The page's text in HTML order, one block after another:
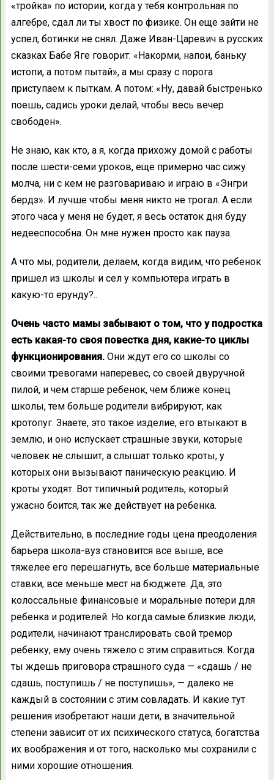
«тройка» по истории, когда у тебя контрольная по
алгебре, сдал ли ты хвост по физике. Он еще зайти не
успел, ботинки не снял. Даже Иван-Царевич в русских
сказках Бабе Яге говорит: «Накорми, напои, баньку
истопи, а потом пытай», а мы сразу с порога
приступаем к пыткам. А потом: «Ну, давай быстренько
поешь, садись уроки делай, чтобы весь вечер
свободен».
Не знаю, как кто, а я, когда прихожу домой с работы
после шести-семи уроков, еще примерно час сижу
молча, ни с кем не разговариваю и играю в «Энгри
бердз». И лучше чтобы меня никто не трогал. А если
этого часа у меня не будет, я весь остаток дня буду
недееспособна. Он мне нужен просто как пауза.
А что мы, родители, делаем, когда видим, что ребенок
пришел из школы и сел у компьютера играть в
какую-то ерунду?..
Очень часто мамы забывают о том, что у подростка
есть какая-то своя повестка дня, какие-то циклы
функционирования.Они ждут его со школы со
своими тревогами наперевес, со своей двуручной
пилой, и чем старше ребенок, чем ближе конец
школы, тем больше родители вибрируют, как
кротопуг. Знаете, это такое изделие, его втыкают в
землю, и оно испускает страшные звуки, которые
человек не слышит, а слышат только кроты, у
которых они вызывают паническую реакцию. И
кроты уходят. Вот типичный родитель, который
ужасно боится, так же действует на ребенка.
Действительно, в последние годы цена преодоления
барьера школа-вуз становится все выше, все
тяжелее его перешагнуть, все больше материальные
ставки, все меньше мест на бюджете. Да, это
колоссальные финансовые и моральные потери для
ребенка и родителей. Но когда самые близкие люди,
родители, начинают транслировать свой тремор
ребенку, ему очень тяжело с этим справиться. Когда
ты ждешь приговора страшного суда — «сдашь / не
сдашь, поступишь / не поступишь», — далеко не
каждый в состоянии с этим совладать. И какие тут
решения изобретают наши дети, в значительной
степени зависит от их психического статуса, богатства
их воображения и от того, насколько мы сохранили с
ними хорошие отношения.